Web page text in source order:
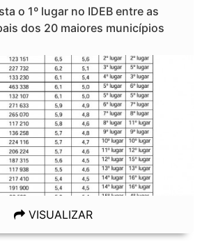
o 1º lugar no IDEB entre as
dos 20 maiores municípios
VISUALIZAR